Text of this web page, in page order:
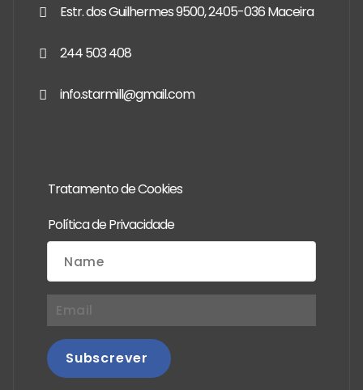
Estr. dos Guilhermes 9500, 2405-036 Maceira
244 503 408
info.starmill@gmail.com
Tratamento de Cookies
Política de Privacidade